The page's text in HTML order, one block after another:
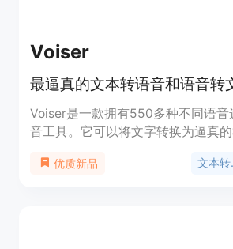
Voiser
最逼真的文本转语音和语音转
Voiser是一款拥有550多种不同语音
音工具。它可以将文字转换为逼真
以将语音文件转换为文字，提供快
优质新品